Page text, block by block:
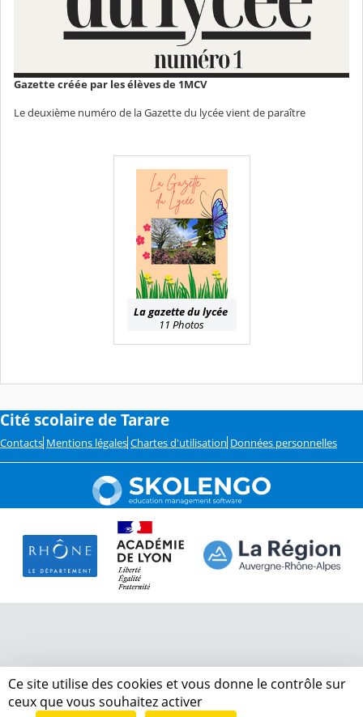
Gazette créée par les élèves de 1MCV
Le deuxième numéro de la Gazette du lycée vient de paraître
La gazette du lycée
11 Photos
Cité scolaire de Tarare
Contacts Mentions légales Chartes d'utilisation Données personnelles
Ce site utilise des cookies et vous donne le contrôle sur
ceux que vous souhaitez activer